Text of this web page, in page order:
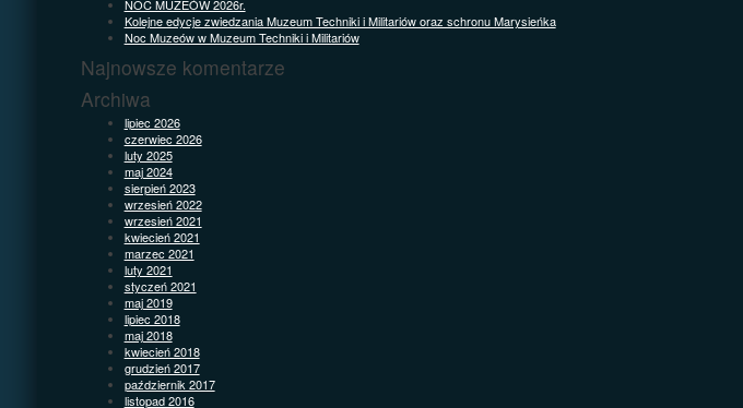
NOC MUZEÓW 2026r.
Kolejne edycje zwiedzania Muzeum Techniki i Militariów oraz schronu Marysieńka
Noc Muzeów w Muzeum Techniki i Militariów
Najnowsze komentarze
Archiwa
lipiec 2026
czerwiec 2026
luty 2025
maj 2024
sierpień 2023
wrzesień 2022
wrzesień 2021
kwiecień 2021
marzec 2021
luty 2021
styczeń 2021
maj 2019
lipiec 2018
maj 2018
kwiecień 2018
grudzień 2017
październik 2017
listopad 2016